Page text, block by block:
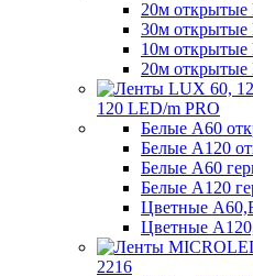
20м
30м открытые
10м открытые
20м
120 LED/m PRO
Белые A60
Белые A120
Белые A60
Белые A120
Цветные
Цветные
2216